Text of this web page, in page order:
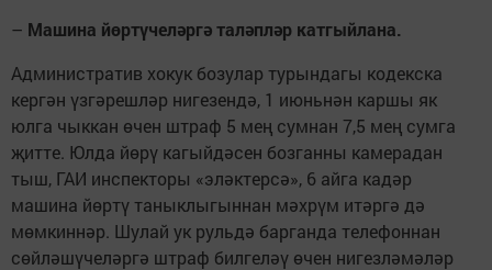
– Машина йөртүчеләргә таләпләр катгыйлана.
Административ хокук бозулар турындагы кодекска
кергән үзгәрешләр нигезендә, 1 июньнән каршы як
юлга чыккан өчен штраф 5 мең сумнан 7,5 мең сумга
җитте. Юлда йөрү кагыйдәсен бозганны камерадан
тыш, ГАИ инспекторы «эләктерсә», 6 айга кадәр
машина йөртү таныклыгыннан мәхрүм итәргә дә
мөмкиннәр. Шулай ук рульдә барганда телефоннан
сөйләшүчеләргә штраф билгеләү өчен нигезләмәләр